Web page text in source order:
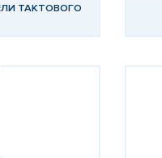
ТАКТОВОГО